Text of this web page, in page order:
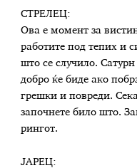
СТРЕЛЕЦ:
Ова е момент за
работите под тепих и
што се случило.
добро ќе биде ако
грешки и повреди.
започнете било што.
рингот.
ЈАРЕЦ: